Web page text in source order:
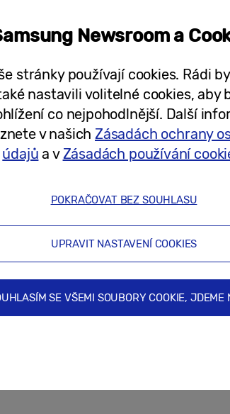
Samsung zvítězil v
20/08/2025
Cestujte chytřeji a bez
Samsung představuje
Newsroom a
stránky používají cookies. Rádi
nastavili volitelné cookies, aby
co nejpohodlnější. Další
v našichZásadách ochrany
údajů a vZásadách používání
POKRAČOVAT BEZ SOUHLASU
UPRAVIT NASTAVENÍ COOKIES
SE VŠEMI SOUBORY COOKIE, JDEME